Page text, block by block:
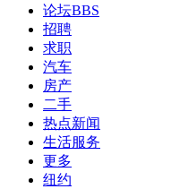
论坛BBS
招聘
求职
汽车
房产
二手
热点新闻
生活服务
更多
纽约